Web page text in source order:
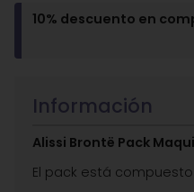
10% descuento en
Información
Alissi Brontë Pack
El pack está